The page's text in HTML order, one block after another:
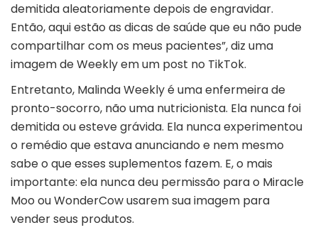
demitida aleatoriamente depois de engravidar.
Então, aqui estão as dicas de saúde que eu não pude
compartilhar com os meus pacientes”, diz uma
imagem de Weekly em um post no TikTok.
Entretanto, Malinda Weekly é uma enfermeira de
pronto-socorro, não uma nutricionista. Ela nunca foi
demitida ou esteve grávida. Ela nunca experimentou
o remédio que estava anunciando e nem mesmo
sabe o que esses suplementos fazem. E, o mais
importante: ela nunca deu permissão para o Miracle
Moo ou WonderCow usarem sua imagem para
vender seus produtos.